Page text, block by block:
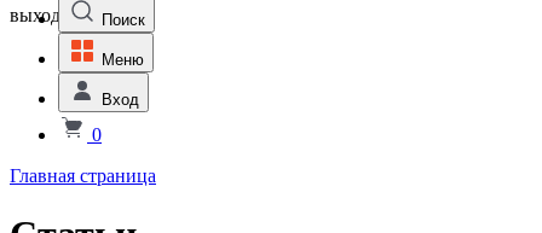
выходной Поиск
Меню
Вход
0
Главная страница